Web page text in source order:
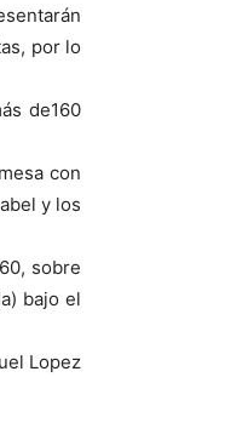
por lo
de160
con
y los
sobre
bajo el
Lopez